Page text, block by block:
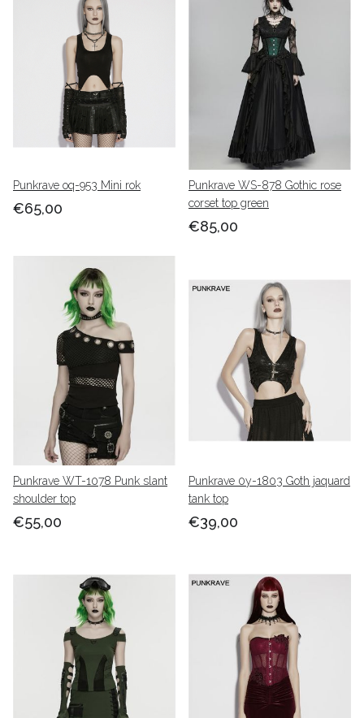
Punkrave oq-953 Mini rok
€65,00
Punkrave WS-878 Gothic rose
corset top green
€85,00
Punkrave WT-1078 Punk slant
shoulder top
€55,00
Punkrave 0y-1803 Goth jaquard
tank top
€39,00